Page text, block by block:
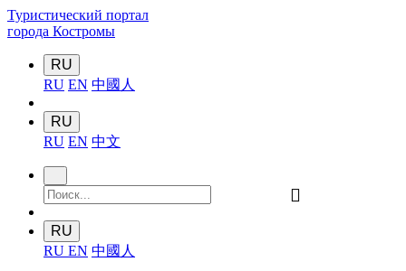
Туристический портал
города Костромы
RU
RU EN 中國人
RU
RU EN 中文
󰍉
RU
RU EN 中國人